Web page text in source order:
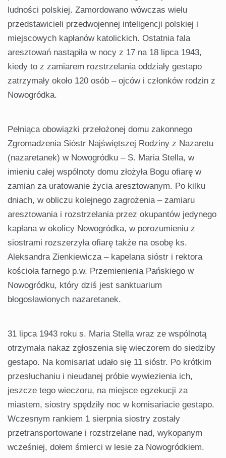
ludności polskiej. Zamordowano wówczas wielu
przedstawicieli przedwojennej inteligencji polskiej i
miejscowych kapłanów katolickich. Ostatnia fala
aresztowań nastąpiła w nocy z 17 na 18 lipca 1943,
kiedy to z zamiarem rozstrzelania oddziały gestapo
zatrzymały około 120 osób – ojców i członków rodzin z
Nowogródka.
Pełniąca obowiązki przełożonej domu zakonnego
Zgromadzenia Sióstr Najświętszej Rodziny z Nazaretu
(nazaretanek) w Nowogródku – S. Maria Stella, w
imieniu całej wspólnoty domu złożyła Bogu ofiarę w
zamian za uratowanie życia aresztowanym. Po kilku
dniach, w obliczu kolejnego zagrożenia – zamiaru
aresztowania i rozstrzelania przez okupantów jedynego
kapłana w okolicy Nowogródka, w porozumieniu z
siostrami rozszerzyła ofiarę także na osobę ks.
Aleksandra Zienkiewicza – kapelana sióstr i rektora
kościoła farnego p.w. Przemienienia Pańskiego w
Nowogródku, który dziś jest sanktuarium
błogosławionych nazaretanek.
31 lipca 1943 roku s. Maria Stella wraz ze wspólnotą
otrzymała nakaz zgłoszenia się wieczorem do siedziby
gestapo. Na komisariat udało się 11 sióstr. Po krótkim
przesłuchaniu i nieudanej próbie wywiezienia ich,
jeszcze tego wieczoru, na miejsce egzekucji za
miastem, siostry spędziły noc w komisariacie gestapo.
Wczesnym rankiem 1 sierpnia siostry zostały
przetransportowane i rozstrzelane nad, wykopanym
wcześniej, dołem śmierci w lesie za Nowogródkiem.